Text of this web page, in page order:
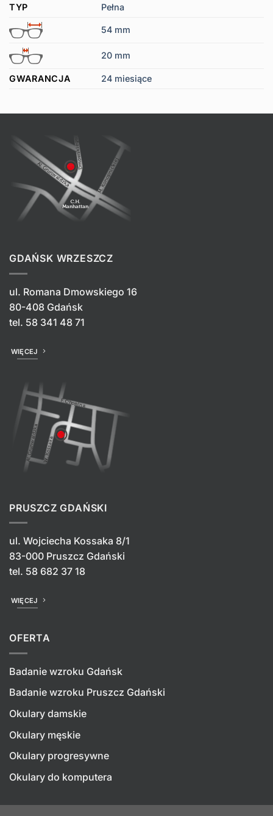
TYP
Pełna
54 mm
20 mm
GWARANCJA 24 miesiące
GDAŃSK WRZESZCZ
ul. Romana Dmowskiego 16
80-408 Gdańsk
tel. 58 341 48 71
WIĘCEJ
PRUSZCZ GDAŃSKI
ul. Wojciecha Kossaka 8/1
83-000 Pruszcz Gdański
tel. 58 682 37 18
WIĘCEJ
OFERTA
Badanie wzroku Gdańsk
Badanie wzroku Pruszcz Gdański
Okulary damskie
Okulary męskie
Okulary progresywne
Okulary do komputera